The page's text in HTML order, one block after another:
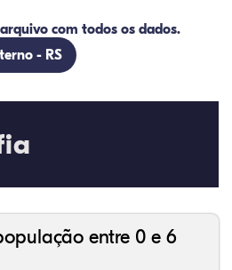
com todos os dados.
- RS
entre 0 e 6